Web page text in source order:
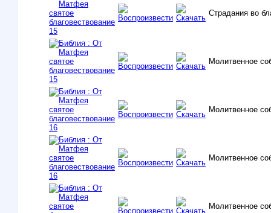
Страдания во
Молитвенное
Молитвенное
Молитвенное
Молитвенное